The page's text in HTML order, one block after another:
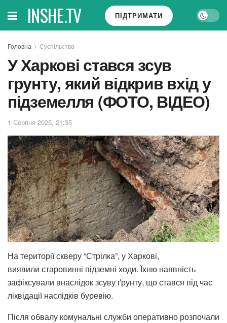
INSHE.TV ПІДТРИМАТИ
Головна Суспільство
У Харкові стався зсув
грунту, який відкрив вхід у
підземелля (ФОТО, ВІДЕО)
1 Серпня 2025, 21:35
На території скверу “Стрілка”, у Харкові,
виявили старовинні підземні ходи. Їхню наявність
зафіксували внаслідок зсуву ґрунту, що стався під час
ліквідації наслідків буревію.
Після обвалу комунальні служби оперативно розпочали